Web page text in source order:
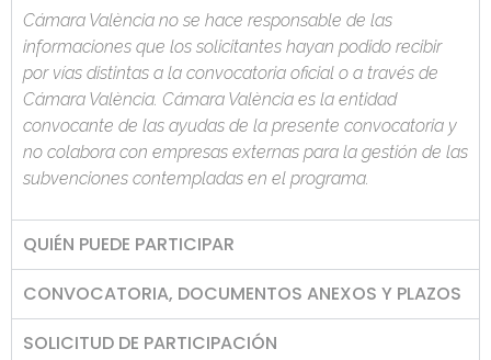
Cámara València no se hace responsable de las
informaciones que los solicitantes hayan podido recibir
por vías distintas a la convocatoria oficial o a través de
Cámara València. Cámara València es la entidad
convocante de las ayudas de la presente convocatoria y
no colabora con empresas externas para la gestión de las
subvenciones contempladas en el programa.
QUIÉN PUEDE PARTICIPAR
CONVOCATORIA, DOCUMENTOS ANEXOS Y PLAZOS
SOLICITUD DE PARTICIPACIÓN